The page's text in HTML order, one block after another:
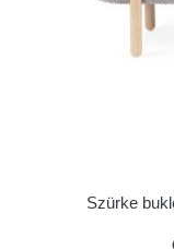
Szürke